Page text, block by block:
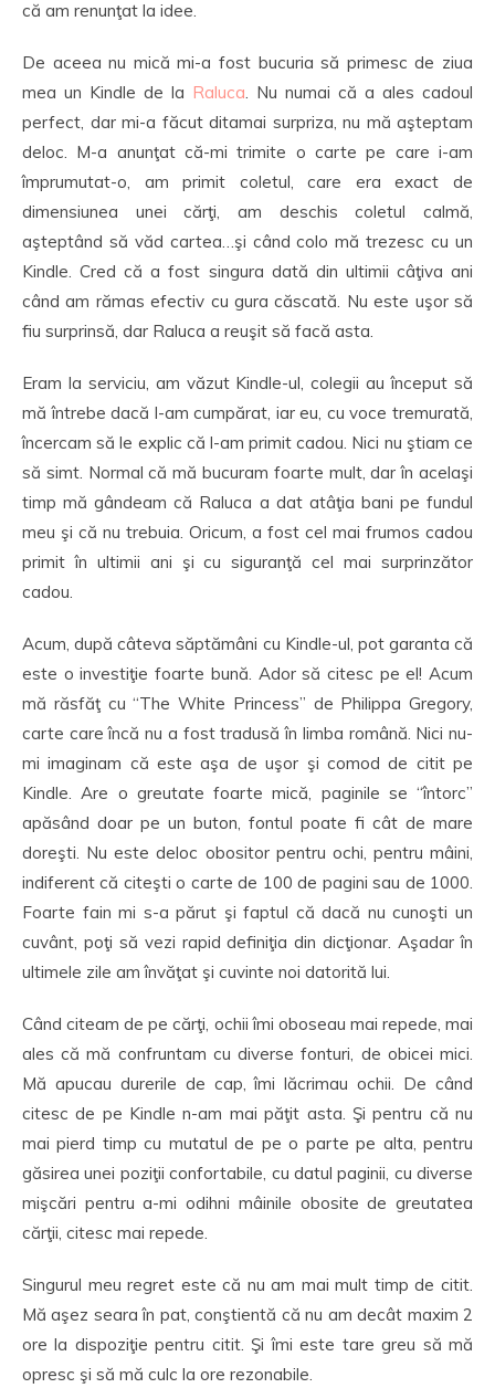
că am renunţat la idee.
De aceea nu mică mi-a fost bucuria să primesc de ziua
mea un Kindle de la Raluca. Nu numai că a ales cadoul
perfect, dar mi-a făcut ditamai surpriza, nu mă aşteptam
deloc. M-a anunţat că-mi trimite o carte pe care i-am
împrumutat-o, am primit coletul, care era exact de
dimensiunea unei cărţi, am deschis coletul calmă,
aşteptând să văd cartea…şi când colo mă trezesc cu un
Kindle. Cred că a fost singura dată din ultimii câţiva ani
când am rămas efectiv cu gura căscată. Nu este uşor să
fiu surprinsă, dar Raluca a reuşit să facă asta.
Eram la serviciu, am văzut Kindle-ul, colegii au început să
mă întrebe dacă l-am cumpărat, iar eu, cu voce tremurată,
încercam să le explic că l-am primit cadou. Nici nu ştiam ce
să simt. Normal că mă bucuram foarte mult, dar în acelaşi
timp mă gândeam că Raluca a dat atâţia bani pe fundul
meu şi că nu trebuia. Oricum, a fost cel mai frumos cadou
primit în ultimii ani şi cu siguranţă cel mai surprinzător
cadou.
Acum, după câteva săptămâni cu Kindle-ul, pot garanta că
este o investiţie foarte bună. Ador să citesc pe el! Acum
mă răsfăţ cu “The White Princess” de Philippa Gregory,
carte care încă nu a fost tradusă în limba română. Nici nu-
mi imaginam că este aşa de uşor şi comod de citit pe
Kindle. Are o greutate foarte mică, paginile se “întorc”
apăsând doar pe un buton, fontul poate fi cât de mare
doreşti. Nu este deloc obositor pentru ochi, pentru mâini,
indiferent că citeşti o carte de 100 de pagini sau de 1000.
Foarte fain mi s-a părut şi faptul că dacă nu cunoşti un
cuvânt, poţi să vezi rapid definiţia din dicţionar. Aşadar în
ultimele zile am învăţat şi cuvinte noi datorită lui.
Când citeam de pe cărţi, ochii îmi oboseau mai repede, mai
ales că mă confruntam cu diverse fonturi, de obicei mici.
Mă apucau durerile de cap, îmi lăcrimau ochii. De când
citesc de pe Kindle n-am mai păţit asta. Şi pentru că nu
mai pierd timp cu mutatul de pe o parte pe alta, pentru
găsirea unei poziţii confortabile, cu datul paginii, cu diverse
mişcări pentru a-mi odihni mâinile obosite de greutatea
cărţii, citesc mai repede.
Singurul meu regret este că nu am mai mult timp de citit.
Mă aşez seara în pat, conştientă că nu am decât maxim 2
ore la dispoziţie pentru citit. Şi îmi este tare greu să mă
opresc şi să mă culc la ore rezonabile.